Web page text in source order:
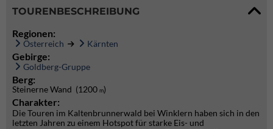
TOURENBESCHREIBUNG
Regionen:
Österreich Kärnten
Gebirge:
Goldberg-Gruppe
Berg:
Steinerne Wand (1200 m)
Charakter:
Die Touren im Kaltenbrunnerwald bei Winklern haben sich in den
letzten Jahren zu einem Hotspot für starke Eis- und